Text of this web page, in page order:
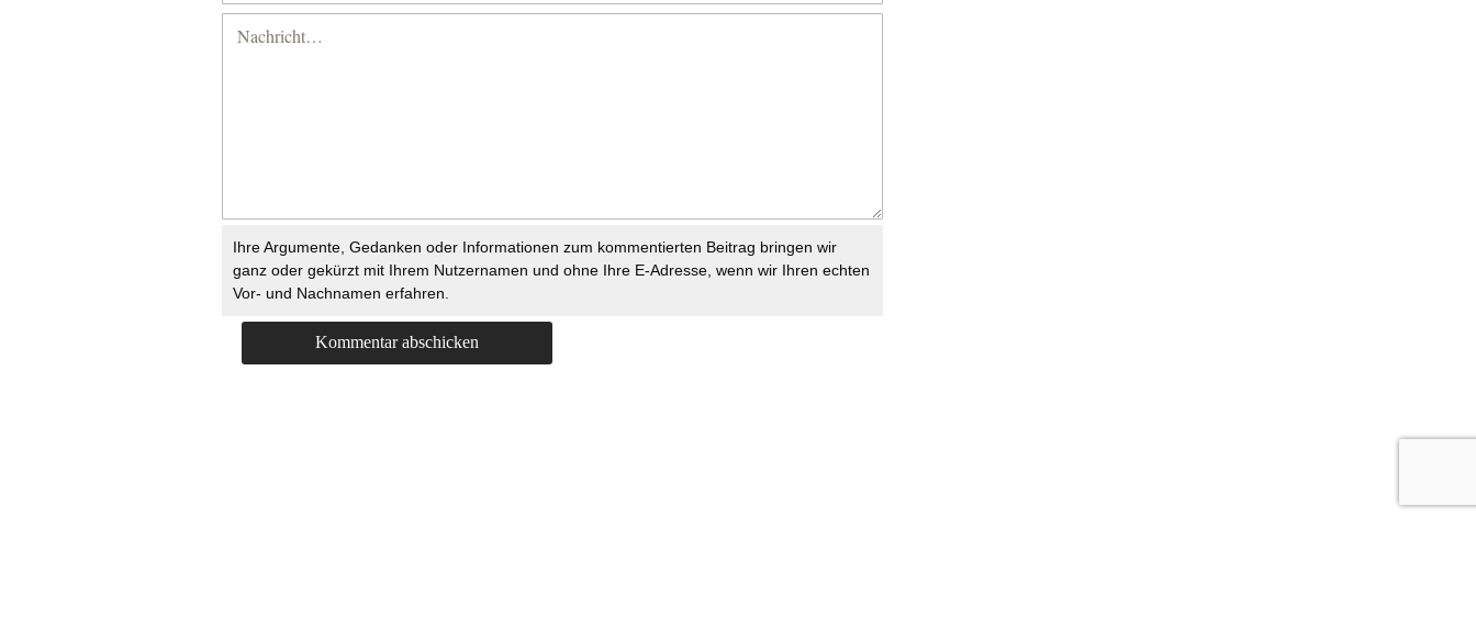
Ihre Argumente, Gedanken oder Informationen zum kommentierten Beitrag bringen wir
ganz oder gekürzt mit Ihrem Nutzernamen und ohne Ihre E-Adresse, wenn wir Ihren echten
Vor- und Nachnamen erfahren.